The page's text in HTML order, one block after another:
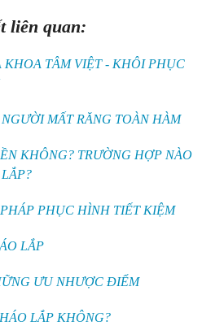
liên quan:
KHOA TÂM VIỆT - KHÔI PHỤC
MẤT RĂNG TOÀN HÀM
KHÔNG? TRƯỜNG HỢP NÀO
PHỤC HÌNH TIẾT KIỆM
LẮP
ƯU NHƯỢC ĐIỂM
LẮP KHÔNG?